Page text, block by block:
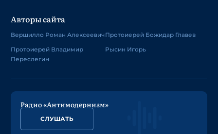
Авторы сайта
Вершилло Роман Алексеевич
Протоиерей Владимир
Переслегин
Протоиерей Божидар Главев
Рысин Игорь
Радио «Антимодернизм»
СЛУШАТЬ